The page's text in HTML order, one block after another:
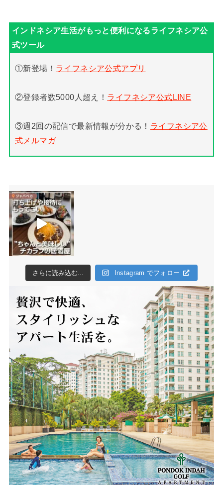
①新登場！ ライフネシア公式アプリ
②登録者数5000人超え！ ライフネシア公式LINE
③週2回の配信で最新情報が分かる！ ライフネシア公
式メルマガ
さらに読み込む... Instagram でフォロー